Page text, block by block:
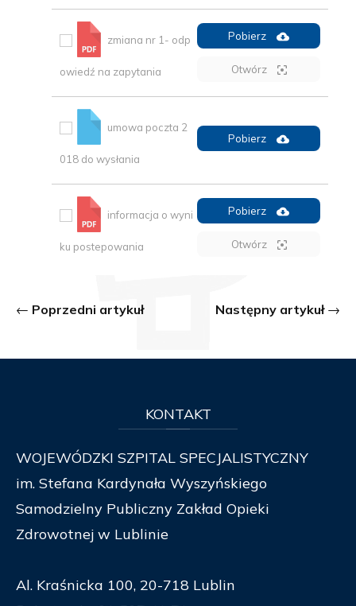
zmiana nr 1- odp
owiedź na zapytania
Pobierz
Otwórz
umowa poczta 2
018 do wysłania
Pobierz
informacja o wyni
ku postepowania
Pobierz
Otwórz
Poprzedni artykuł Następny artykuł
KONTAKT
WOJEWÓDZKI SZPITAL SPECJALISTYCZNY
im. Stefana Kardynała Wyszyńskiego
Samodzielny Publiczny Zakład Opieki
Zdrowotnej w Lublinie
Al. Kraśnicka 100, 20-718 Lublin